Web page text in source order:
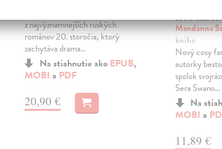
z najvýznamnejších ruských
románov 20. storočia, ktorý
zachytáva drama...
Na stiahnutie ako EPUB,
MOBI a PDF
20,90 €
Mandanna
kniha
Nový cosy
autorky
spolok
Sera Swano...
Na
MOBI a
11,89 €